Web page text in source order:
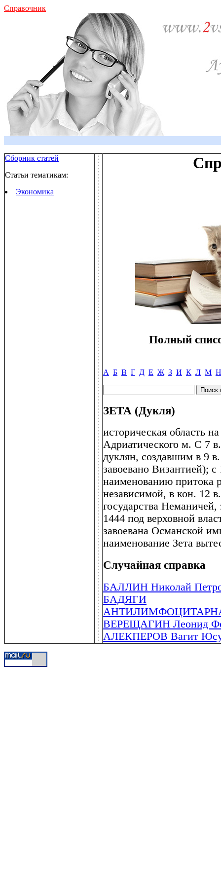
Справочник
Сборник статей
Статьи тематикам:
Экономика
Полный
А Б В Г Д Е Ж З И К Л М Н
ЗЕТА (Дукля)
историческая область
Адриатического м. С 7
дуклян, создавшим в 9
завоевано Византией);
наименованию притока
независимой, в кон. 12
государства Неманичей,
1444 под верховной
завоевана Османской
наименование Зета
Случайная справка
БАЛЛИН Николай
БАДЯГИ
ВЕРЕЩАГИН Леонид
АЛЕКПЕРОВ Вагит